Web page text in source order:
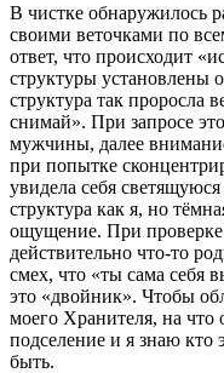
В чистке обнаружилось
своими веточками по
ответ, что происходит
структуры установлены
структура так проросла
снимай». При запросе
мужчины, далее
при попытке
увидела себя
структура как я, но
ощущение. При проверке
действительно что-то
смех, что «ты сама себя
это «двойник». Чтобы
моего Хранителя, на что
подселение и я знаю кто
быть.